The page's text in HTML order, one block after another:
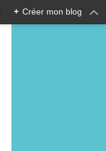
+ Créer mon blog